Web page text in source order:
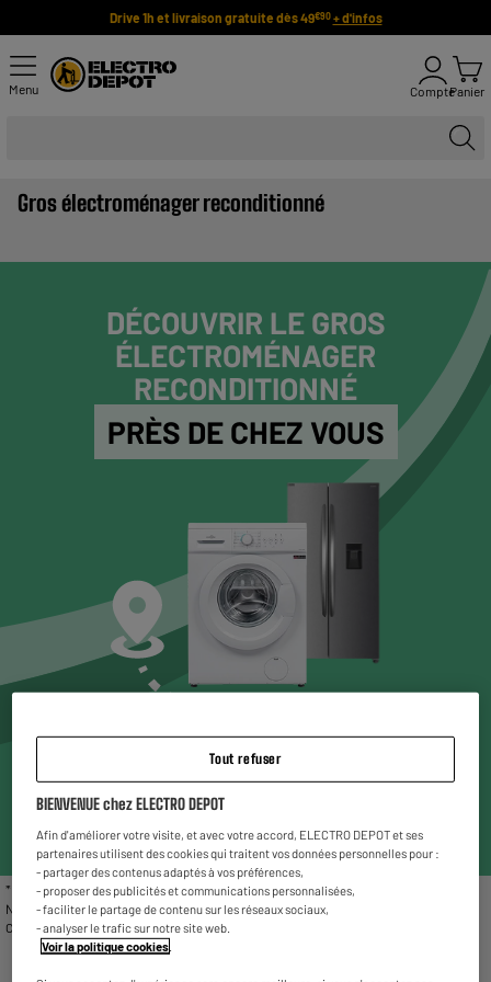
Drive 1h et livraison gratuite dès 49€90 + d'infos
Menu ComptePanier
Gros électroménager reconditionné
DÉCOUVRIR LE GROS
ÉLECTROMÉNAGER
RECONDITIONNÉ
PRÈS DE CHEZ VOUS
Choisissez un magasin* pour voir les produits
disponibles
Entrez votre code postal ou ville
* Liste des magasins proposant le gros électroménager reconditionné : Chambéry,
Nîmes, Vitrolles, Fleury Mérogis, Villetaneuse, Valenciennes, Reims La Neuvillette,
Charleville-Mézières et Rivesaltes.
Tout refuser
BIENVENUE chez ELECTRO DEPOT
Afin d'améliorer votre visite, et avec votre accord, ELECTRO DEPOT et ses
partenaires utilisent des cookies qui traitent vos données personnelles pour :
- partager des contenus adaptés à vos préférences,
- proposer des publicités et communications personnalisées,
- faciliter le partage de contenu sur les réseaux sociaux,
- analyser le trafic sur notre site web.
Voir la politique cookies